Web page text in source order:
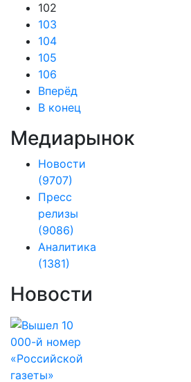
102
103
104
105
106
Вперёд
В конец
Медиарынок
Новости
(9707)
Пресс
релизы
(9086)
Аналитика
(1381)
Новости